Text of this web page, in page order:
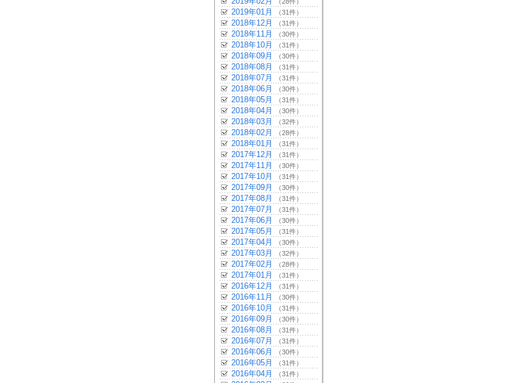
2019年01月 （31件）
2018年12月 （31件）
2018年11月 （30件）
2018年10月 （31件）
2018年09月 （30件）
2018年08月 （31件）
2018年07月 （31件）
2018年06月 （30件）
2018年05月 （31件）
2018年04月 （30件）
2018年03月 （32件）
2018年02月 （28件）
2018年01月 （31件）
2017年12月 （31件）
2017年11月 （30件）
2017年10月 （31件）
2017年09月 （30件）
2017年08月 （31件）
2017年07月 （31件）
2017年06月 （30件）
2017年05月 （31件）
2017年04月 （30件）
2017年03月 （32件）
2017年02月 （28件）
2017年01月 （31件）
2016年12月 （31件）
2016年11月 （30件）
2016年10月 （31件）
2016年09月 （30件）
2016年08月 （31件）
2016年07月 （31件）
2016年06月 （30件）
2016年05月 （31件）
2016年04月 （31件）